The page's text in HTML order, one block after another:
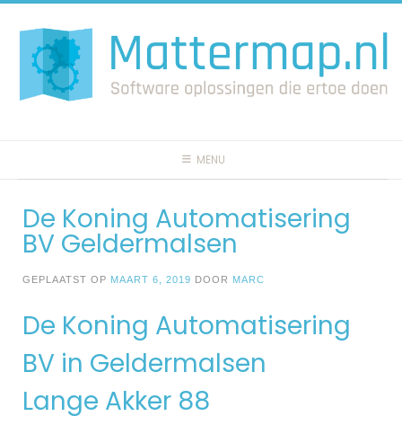
naar
inhoud
MENU
De Koning Automatisering
BV Geldermalsen
GEPLAATST OP MAART 6, 2019 DOOR MARC
De Koning Automatisering
BV in Geldermalsen
Lange Akker 88